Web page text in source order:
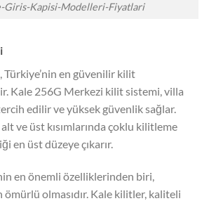
Giris-Kapisi-Modelleri-Fiyatlari
, Türkiye’nin en güvenilir kilit
Kale 256G Merkezi kilit sistemi, villa
tercih edilir ve yüksek güvenlik sağlar.
ve üst kısımlarında çoklu kilitleme
en üst düzeye çıkarır.
en önemli özelliklerinden biri,
ömürlü olmasıdır. Kale kilitler, kaliteli